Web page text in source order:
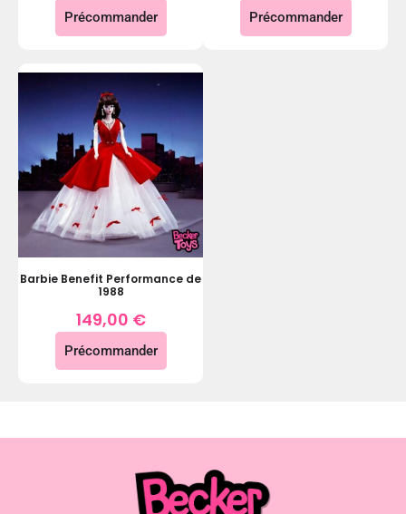
Précommander Précommander
Barbie Benefit Performance de
1988
149,00 €
Précommander